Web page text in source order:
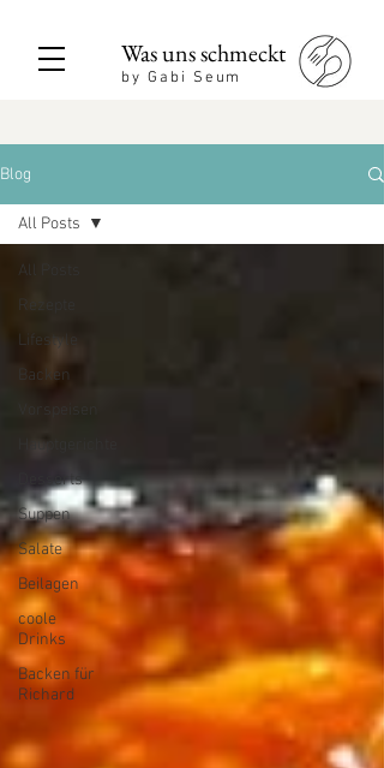
Was uns schmeckt
by Gabi Seum
Blog
All Posts
Rezepte
Lifestyle
Backen
Hauptgerichte
Desserts
Suppen
Salate
Beilagen
coole
Drinks
Backen für
Richard
All Posts